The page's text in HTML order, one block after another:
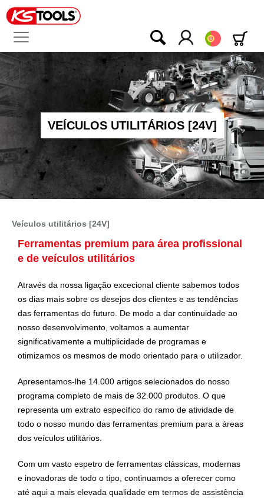
Português
VEÍCULOS UTILITÁRIOS [24V]
Veículos utilitários [24V]
Ferramentas premium para área profissional
e de veículos utilitários
Através da nossa ligação excecional cliente sabemos todos
os dias mais sobre os desejos dos clientes e as tendências
das ferramentas do futuro. De modo a dar continuidade ao
nosso desenvolvimento, voltamos a aumentar
significativamente a multiplicidade de programas e
otimizamos os mesmos de modo orientado para o utilizador.
Apresentamos-lhe 14.000 artigos selecionados do nosso
programa completo de mais de 32.000 produtos. O que
representa um extrato específico do ramo de atividade de
todo o nosso mundo das ferramentas premium para a áreas
dos veículos utilitários.
Com um vasto espetro de ferramentas clássicas, modernas
e inovadoras de todo o tipo, continuamos a oferecer como
até aqui a mais elevada qualidade em termos de assistência